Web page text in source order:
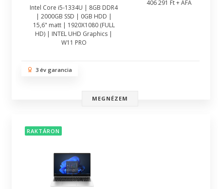
Intel Core i5-1334U | 8GB DDR4
| 2000GB SSD | 0GB HDD |
15,6" matt | 1920X1080 (FULL
HD) | INTEL UHD Graphics |
W11 PRO
406 291 Ft + ÁFA
3 év garancia
MEGNÉZEM
RAKTÁRON